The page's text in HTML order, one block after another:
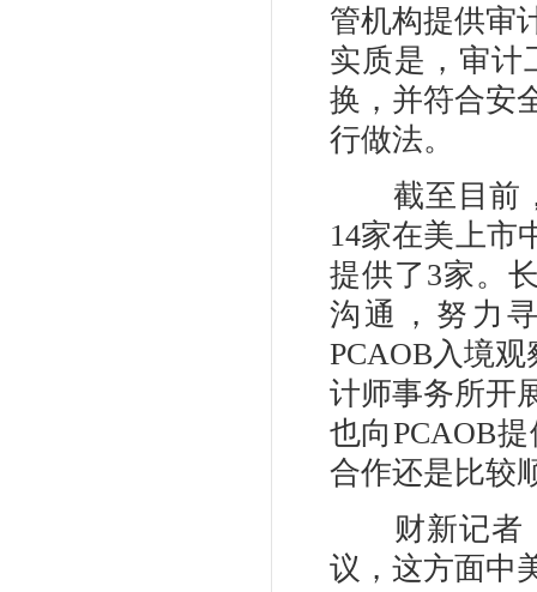
管机构提供审
实质是，审计
换，并符合安
行做法。
截至目前，
14家在美上市
提供了3家。
沟通，努力
PCAOB入境
计师事务所开
也向PCAOB
合作还是比较
财新记者：
议，这方面中